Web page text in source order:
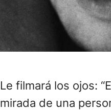
Le filmará los ojos:
mirada de una